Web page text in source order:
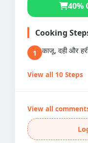
40%
Cooking
1 काजू, दही और
View all 10 Steps
View all